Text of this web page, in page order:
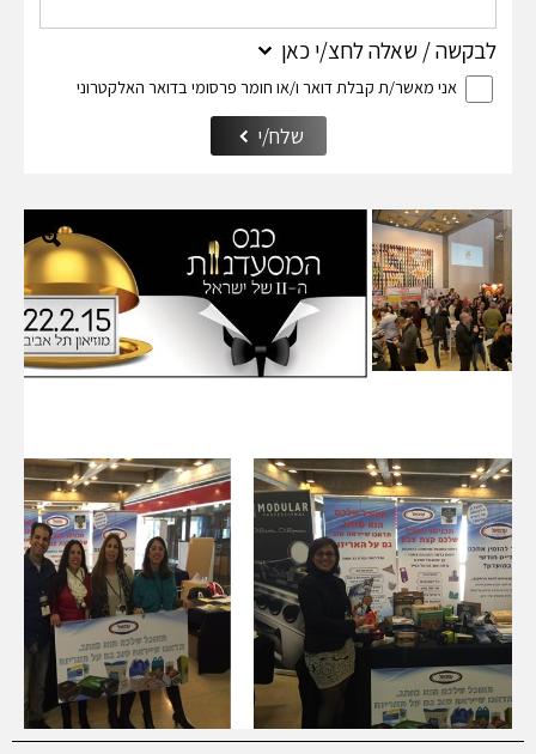
לבקשה / שאלה לחצ/י כאן
אני מאשר/ת קבלת דואר ו/או חומר פרסומי בדואר האלקטרוני
שלח/י